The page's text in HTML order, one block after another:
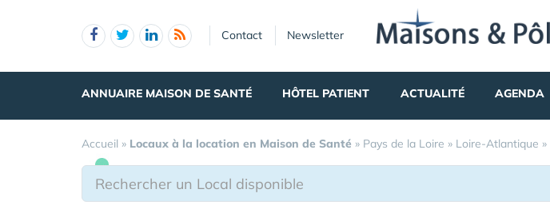
Contact Newsletter
ANNUAIRE MAISON DE SANTÉ HÔTEL PATIENT ACTUALITÉ AGENDA
Accueil » Locaux à la location en Maison de Santé » Pays de la Loire » Loire-Atlantique »